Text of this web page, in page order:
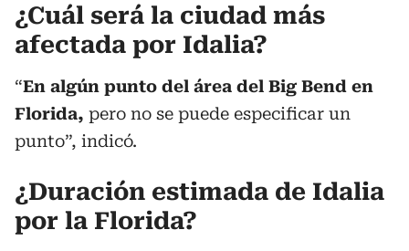
¿Cuál será la ciudad más
afectada por Idalia?
“En algún punto del área del Big Bend en
Florida, pero no se puede especificar un
punto”, indicó.
¿Duración estimada de Idalia
por la Florida?